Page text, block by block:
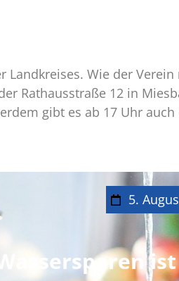
Landkreises. Wie der
Rathausstraße 12 in
gibt es ab 17 Uhr auch
5.